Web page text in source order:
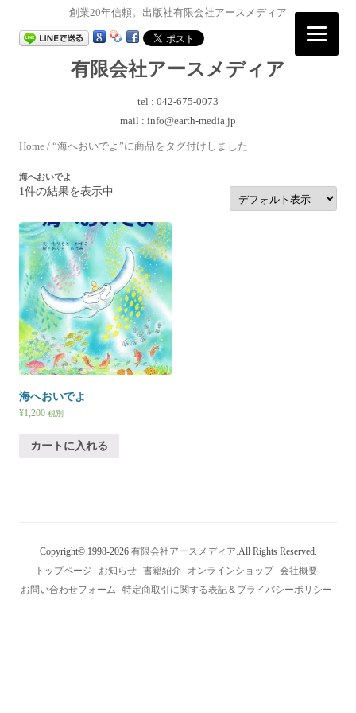
創業20年信頼。出版社有限会社アースメディア
有限会社アースメディア
tel : 042-675-0073
mail : info@earth-media.jp
ン
Home / “海へおいでよ”に商品をタグ付けしました
海へおいでよ
1件の結果を表示中
海へおいでよ
¥1,200 税別
カートに入れる
Copyright© 1998-2026 有限会社アースメディア.All Rights Reserved.
トップページ
お知らせ 書籍紹介 オンラインショップ
会社概要
お問い合わせフォーム
特定商取引に関する表記＆プライバシーポリシー